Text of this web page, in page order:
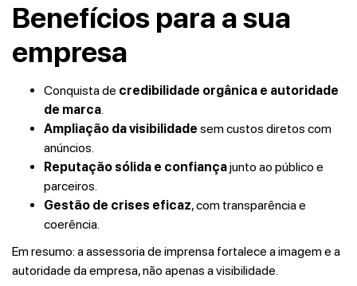
Benefícios para a sua
empresa
Conquista de credibilidade orgânica e autoridade
de marca.
Ampliação da visibilidade sem custos diretos com
anúncios.
Reputação sólida e confiançajunto ao público e
parceiros.
Gestão de crises eficaz, com transparência e
coerência.
Em resumo: a assessoria de imprensa fortalece a imagem e a
autoridade da empresa, não apenas a visibilidade.